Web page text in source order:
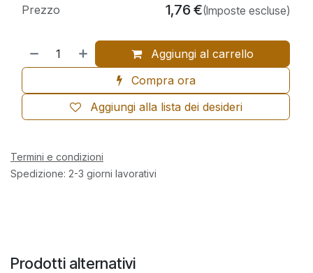
Aggiungi al carrello
Compra ora
Aggiungi alla lista dei desideri
Prezzo 1,76 €(Imposte escluse)
Termini e condizioni
Spedizione: 2-3 giorni lavorativi
Prodotti alternativi